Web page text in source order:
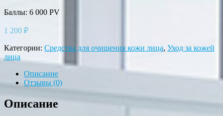
Баллы: 6 000 PV
1 200 ₽
Категории: Средства для очищения кожи лица, Уход за кожей
лица
Описание
Отзывы (0)
Описание